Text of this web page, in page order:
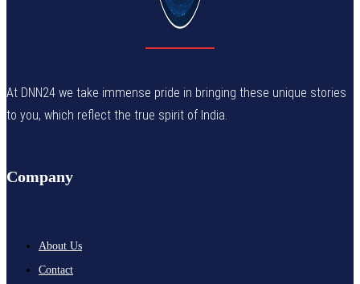
At DNN24 we take immense pride in bringing these unique stories
to you, which reflect the true spirit of India.
Company
About Us
Contact